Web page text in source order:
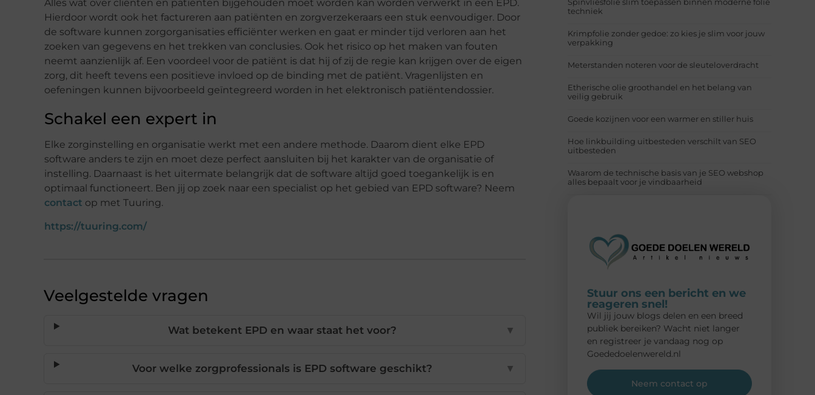
Alles wat over cliënten en patiënten bijgehouden moet worden kan worden verwerkt in een EPD.
Hierdoor wordt ook het factureren aan patiënten en zorgverzekeraars een stuk eenvoudiger. Door
de software kunnen zorgorganisaties efficiënter werken en gaat er minder tijd verloren aan het
zoeken van gegevens en het trekken van conclusies. Ook het risico op het maken van fouten
neemt aanzienlijk af. Een voordeel voor de patiënt is dat hij of zij de regie kan krijgen over de eigen
zorg, dit heeft tevens een positieve invloed op de binding met de patiënt. Vragenlijsten en
oefeningen kunnen bijvoorbeeld geïntegreerd worden in het elektronisch patiëntendossier.
Schakel een expert in
Elke zorginstelling en organisatie werkt met een andere methode. Daarom dient elke EPD
software anders te zijn en moet deze perfect aansluiten bij het karakter van de organisatie of
instelling. Daarnaast is het uitermate belangrijk dat de software altijd goed toegankelijk is en
optimaal functioneert. Ben jij op zoek naar een specialist op het gebied van EPD software? Neem
contact op met Tuuring.
https://tuuring.com/
Veelgestelde vragen
Wat betekent EPD en waar staat het voor? ▼
Voor welke zorgprofessionals is EPD software geschikt? ▼
techniek
Krimpfolie zonder gedoe: zo kies je slim voor jouw
verpakking
Meterstanden noteren voor de sleuteloverdracht
Etherische olie groothandel en het belang van
veilig gebruik
Goede kozijnen voor een warmer en stiller huis
Hoe linkbuilding uitbesteden verschilt van SEO
uitbesteden
Waarom de technische basis van je SEO webshop
alles bepaalt voor je vindbaarheid
Stuur ons een bericht en we
reageren snel!
Wil jij jouw blogs delen en een breed
publiek bereiken? Wacht niet langer
en registreer je vandaag nog op
Goededoelenwereld.nl
Neem contact op